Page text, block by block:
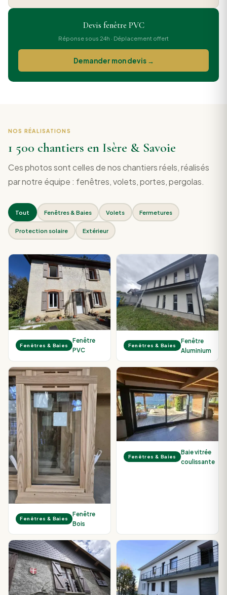
Devis fenêtre PVC
Réponse sous 24h · Déplacement offert
Demander mon devis →
NOS RÉALISATIONS
1 500 chantiers en Isère & Savoie
Ces photos sont celles de nos chantiers réels, réalisés
par notre équipe : fenêtres, volets, portes, pergolas.
Tout Fenêtres & Baies Volets Fermetures
Protection solaire Extérieur
Fenêtres & Baies
Fenêtre
PVC
Fenêtres & Baies
Fenêtre
Aluminium
Fenêtres & Baies
Fenêtre
Bois
Fenêtres & Baies
Baie vitrée
coulissante